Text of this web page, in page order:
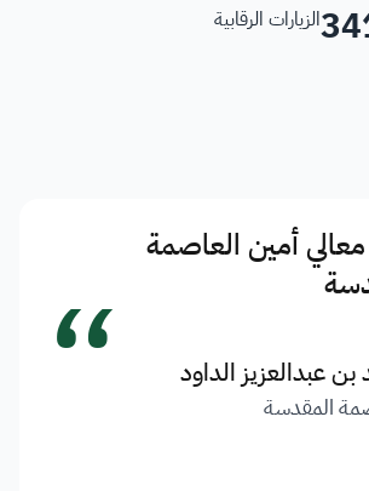
الزيارات الرقابية
أمين العاصمة
عبدالعزيز الداود
المقدسة “